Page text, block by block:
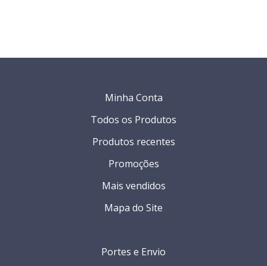
Portes e Envio
Minha Conta
Todos os Produtos
Produtos recentes
Promoções
Mais vendidos
Mapa do Site